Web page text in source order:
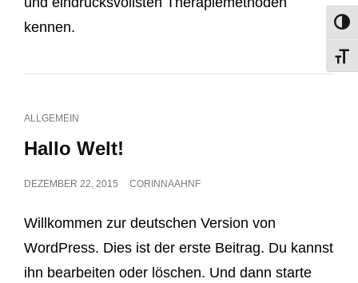
kennen.
CAT
ALLGEMEIN
Hallo Welt!
POSTED
DEZEMBER 22, 2015 CORINNAAHNF
Willkommen zur deutschen Version von
WordPress. Dies ist der erste Beitrag. Du kannst
ihn bearbeiten oder löschen. Und dann starte